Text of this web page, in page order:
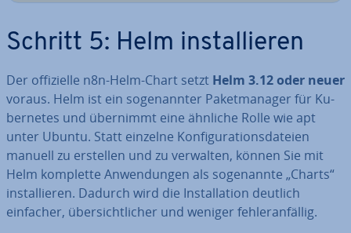
Schritt 5: Helm in­stal­lie­ren
Der of­fi­zi­el­le n8n-Helm-Chart setzt Helm 3.12 oder neuer
voraus. Helm ist ein so­ge­nann­ter Pa­ket­ma­na­ger für Ku­
ber­netes und übernimmt eine ähnliche Rolle wie apt
unter Ubuntu. Statt einzelne Kon­fi­gu­ra­ti­ons­da­tei­en
manuell zu erstellen und zu verwalten, können Sie mit
Helm komplette An­wen­dun­gen als so­ge­nann­te „Charts“
in­stal­lie­ren. Dadurch wird die In­stal­la­ti­on deutlich
einfacher, über­sicht­li­cher und weniger feh­ler­an­fäl­lig.